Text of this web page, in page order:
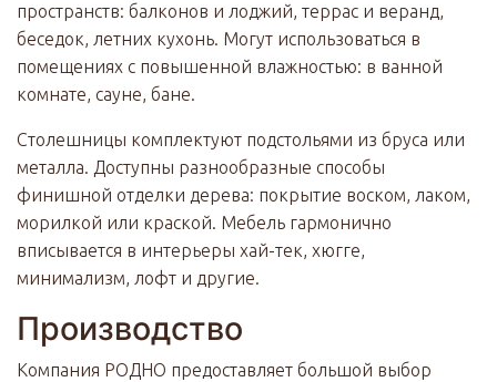
пространств: балконов и лоджий, террас и веранд,
беседок, летних кухонь. Могут использоваться в
помещениях с повышенной влажностью: в ванной
комнате, сауне, бане.
Столешницы комплектуют подстольями из бруса или
металла. Доступны разнообразные способы
финишной отделки дерева: покрытие воском, лаком,
морилкой или краской. Мебель гармонично
вписывается в интерьеры хай-тек, хюгге,
минимализм, лофт и другие.
Производство
Компания РОДНО предоставляет большой выбор